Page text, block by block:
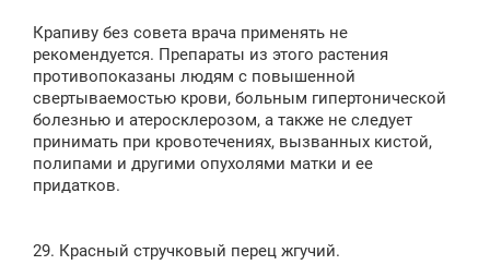
Крапиву без совета врача применять не
рекомендуется. Препараты из этого растения
противопоказаны людям с повышенной
свертываемостью крови, больным гипертонической
болезнью и атеросклерозом, а также не следует
принимать при кровотечениях, вызванных кистой,
полипами и другими опухолями матки и ее
придатков.
29. Красный стручковый перец жгучий.